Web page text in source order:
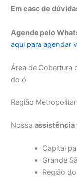
Em caso de
Agende pelo
aqui para agendar
Área de Cobertura
do ó
Região
Nossaassistência
Capital
Grande
Região